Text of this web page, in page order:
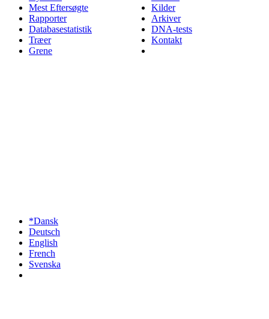
Mest Eftersøgte
Rapporter
Databasestatistik
Træer
Grene
Kilder
Arkiver
DNA-tests
Kontakt
*Dansk
Deutsch
English
French
Svenska